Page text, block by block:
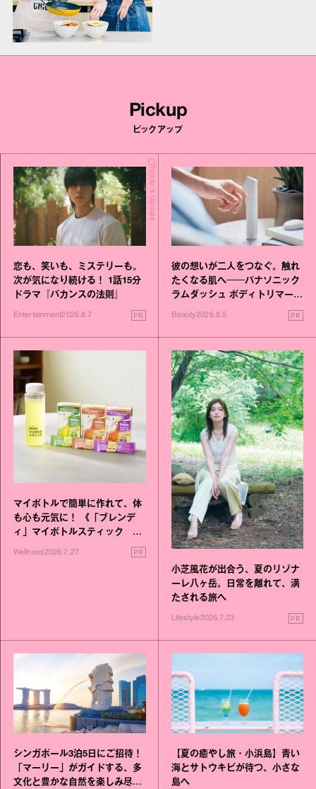
Pickup
ピックアップ
Today's Update
恋も、笑いも、ミステリーも。
次が気になり続ける！ 1話15分
ドラマ『バカンスの法則』
Entertainment2026.8.7 PR
彼の想いが二人をつなぐ。触れ
たくなる肌へ──パナソニック
ラムダッシュ ボディトリマーが
Beauty2026.8.5 PR
マイボトルで簡単に作れて、体
も心も元気に！ 《「ブレンデ
ィ」マイボトルスティック い
いこと毎日》シリーズが誕生
Wellness2026.7.27 PR
小芝風花が出合う、夏のリゾナ
ーレ八ヶ岳。日常を離れて、満
たされる旅へ
Lifestyle2026.7.23 PR
シンガポール3泊5日にご招待！
「マーリー」がガイドする、多
文化と豊かな自然を楽しみ尽く
【夏の癒やし旅・小浜島】青い
海とサトウキビが待つ、小さな
島へ